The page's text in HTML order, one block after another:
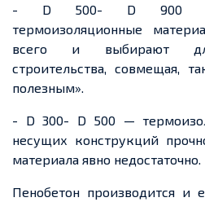
- D 500- D 900 —
термоизоляционные
всего и выбирают для
строительства, совмещая,
полезным».
- D 300- D 500 —
несущих конструкций
материала явно недостаточно.
Пенобетон производится и